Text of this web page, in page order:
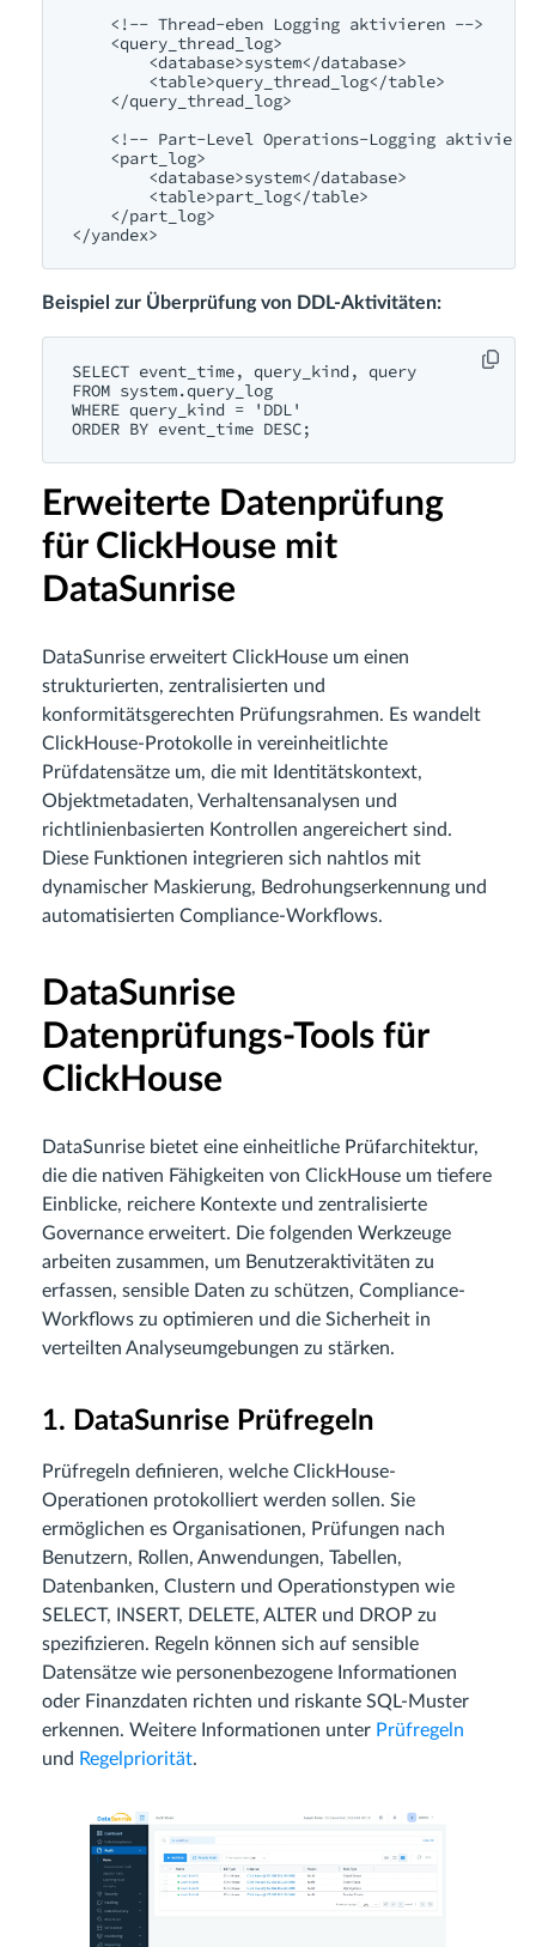
    <!-- Thread-eben Logging aktivieren -->
    <query_thread_log>
        <database>system</database>
        <table>query_thread_log</table>
    </query_thread_log>
<!-- Part-Level Operations-Logging
    <part_log>
        <database>system</database>
        <table>part_log</table>
    </part_log>
Beispiel zur Überprüfung von DDL-Aktivitäten:
SELECT event_time, query_kind, query
FROM system.query_log
WHERE query_kind = 'DDL'
Erweiterte Datenprüfung
für ClickHouse mit
DataSunrise
DataSunrise erweitert ClickHouse um einen
strukturierten, zentralisierten und
konformitätsgerechten Prüfungsrahmen. Es wandelt
ClickHouse-Protokolle in vereinheitlichte
Prüfdatensätze um, die mit Identitätskontext,
Objektmetadaten, Verhaltensanalysen und
richtlinienbasierten Kontrollen angereichert sind.
Diese Funktionen integrieren sich nahtlos mit
dynamischer Maskierung, Bedrohungserkennung und
automatisierten Compliance-Workflows.
DataSunrise
Datenprüfungs-Tools für
ClickHouse
DataSunrise bietet eine einheitliche Prüfarchitektur,
die die nativen Fähigkeiten von ClickHouse um tiefere
Einblicke, reichere Kontexte und zentralisierte
Governance erweitert. Die folgenden Werkzeuge
arbeiten zusammen, um Benutzeraktivitäten zu
erfassen, sensible Daten zu schützen, Compliance-
Workflows zu optimieren und die Sicherheit in
verteilten Analyseumgebungen zu stärken.
1. DataSunrise Prüfregeln
Prüfregeln definieren, welche ClickHouse-
Operationen protokolliert werden sollen. Sie
ermöglichen es Organisationen, Prüfungen nach
Benutzern, Rollen, Anwendungen, Tabellen,
Datenbanken, Clustern und Operationstypen wie
SELECT, INSERT, DELETE, ALTER und DROP zu
spezifizieren. Regeln können sich auf sensible
Datensätze wie personenbezogene Informationen
oder Finanzdaten richten und riskante SQL-Muster
erkennen. Weitere Informationen unter Prüfregeln
und Regelpriorität.